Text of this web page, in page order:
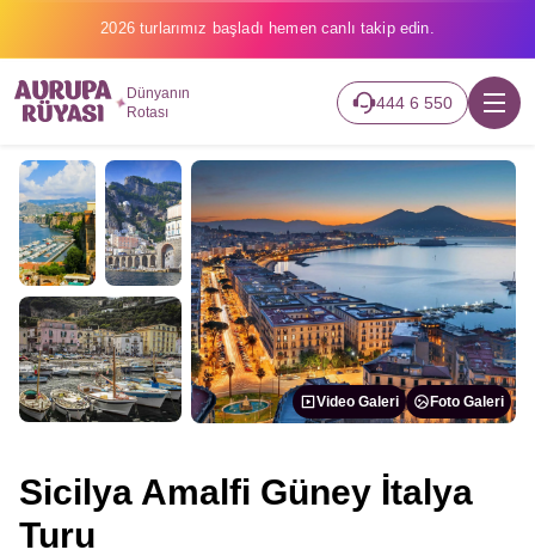
2026 turlarımız başladı hemen canlı takip edin.
Dünyanın
Rotası
444 6 550
Video Galeri Foto Galeri
Sicilya Amalfi Güney İtalya
Turu